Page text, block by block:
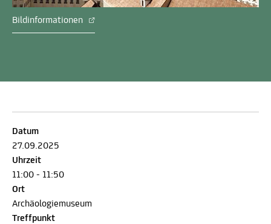
Bildinformationen
Datum
27.09.2025
Uhrzeit
11:00 - 11:50
Ort
Archäologiemuseum
Treffpunkt